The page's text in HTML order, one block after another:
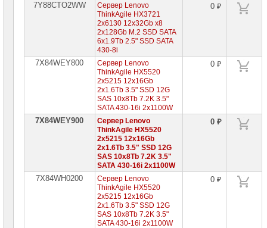
7Y88CTO2WW
Сервер Lenovo
ThinkAgile HX3721
2x6130 12x32Gb x8
2x128Gb M.2 SSD SATA
6x1.9Tb 2.5" SSD SATA
430-8i
0 ₽
7X84WEY800
Сервер Lenovo
ThinkAgile HX5520
2x5215 12x16Gb
2x1.6Tb 3.5" SSD 12G
SAS 10x8Tb 7.2K 3.5"
SATA 430-16i 2x1100W
0 ₽
7X84WEY900
Сервер Lenovo
ThinkAgile HX5520
2x5215 12x16Gb
2x1.6Tb 3.5" SSD 12G
SAS 10x8Tb 7.2K 3.5"
SATA 430-16i 2x1100W
0 ₽
7X84WH0200
Сервер Lenovo
ThinkAgile HX5520
2x5215 12x16Gb
2x1.6Tb 3.5" SSD 12G
SAS 10x8Tb 7.2K 3.5"
SATA 430-16i 2x1100W
0 ₽